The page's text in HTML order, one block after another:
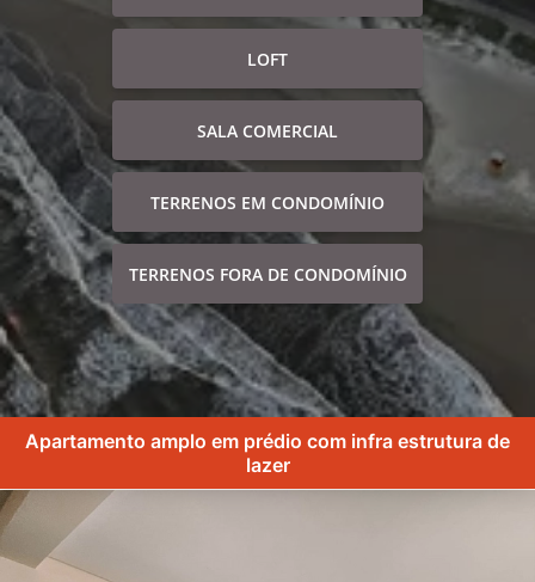
LOFT
SALA COMERCIAL
TERRENOS EM CONDOMÍNIO
TERRENOS FORA DE CONDOMÍNIO
Apartamento amplo em prédio com infra estrutura de
lazer